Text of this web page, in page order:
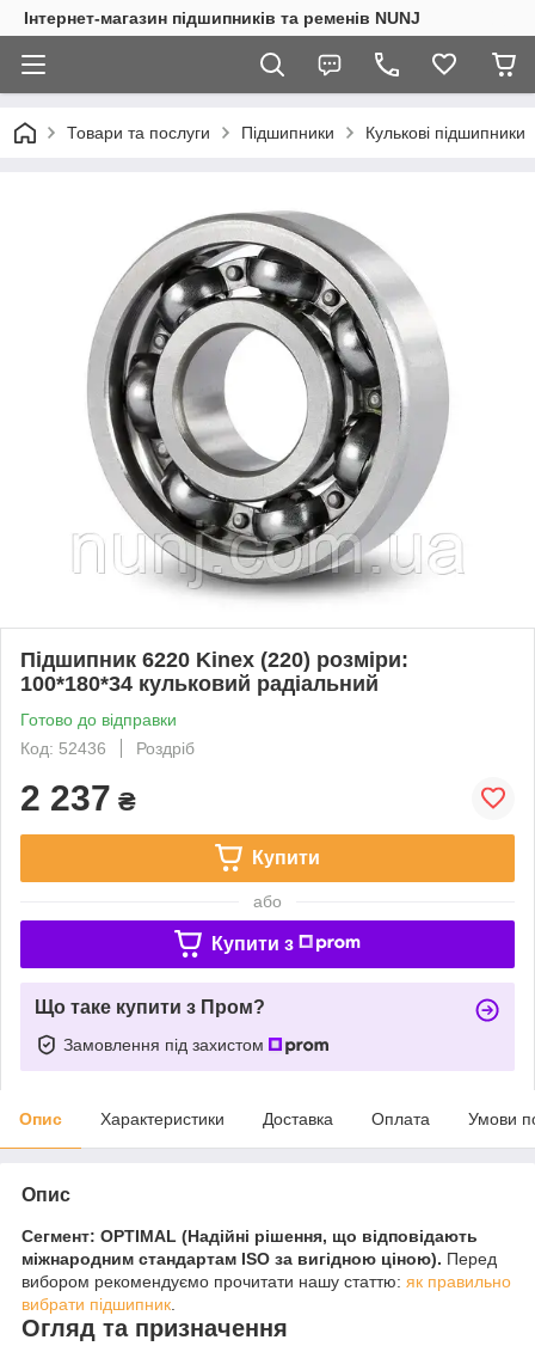
Інтернет-магазин підшипників та ременів NUNJ
Товари та послуги Підшипники Кулькові підшипники
Підшипник 6220 Kinex (220) розміри:
100*180*34 кульковий радіальний
Готово до відправки
Код: 52436
Роздріб
2 237 ₴
Купити
або
Купити з
Що таке купити з Пром?
Замовлення під захистом
Опис Характеристики Доставка Оплата Умови
Опис
Сегмент: OPTIMAL (Надійні рішення, що відповідають
міжнародним стандартам ISO за вигідною ціною). Перед
вибором рекомендуємо прочитати нашу статтю: як правильно
вибрати підшипник
Огляд та призначення